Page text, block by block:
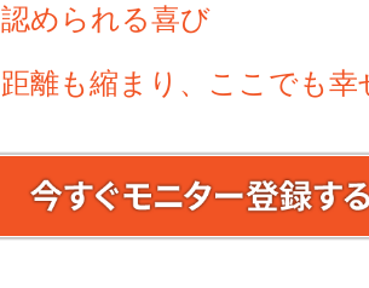
められる喜び
離も縮まり、ここでも幸